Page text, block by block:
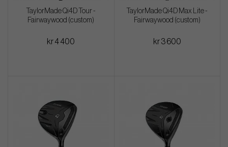
TaylorMade Qi4D Tour -
Fairwaywood (custom)
kr 4 400
TaylorMade Qi4D Max Lite -
Fairwaywood (custom)
kr 3 600